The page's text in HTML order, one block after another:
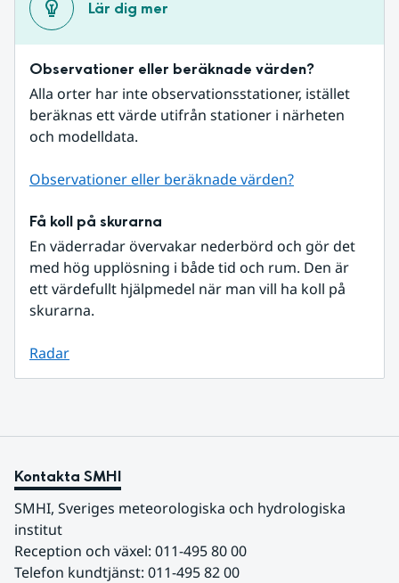
Lär dig mer
Observationer eller beräknade värden?
Alla orter har inte observationsstationer, istället
beräknas ett värde utifrån stationer i närheten
och modelldata.
Observationer eller beräknade värden?
Få koll på skurarna
En väderradar övervakar nederbörd och gör det
med hög upplösning i både tid och rum. Den är
ett värdefullt hjälpmedel när man vill ha koll på
skurarna.
Radar
Kontakta SMHI
SMHI, Sveriges meteorologiska och hydrologiska
institut
Reception och växel: 011-495 80 00
Telefon kundtjänst: 011-495 82 00